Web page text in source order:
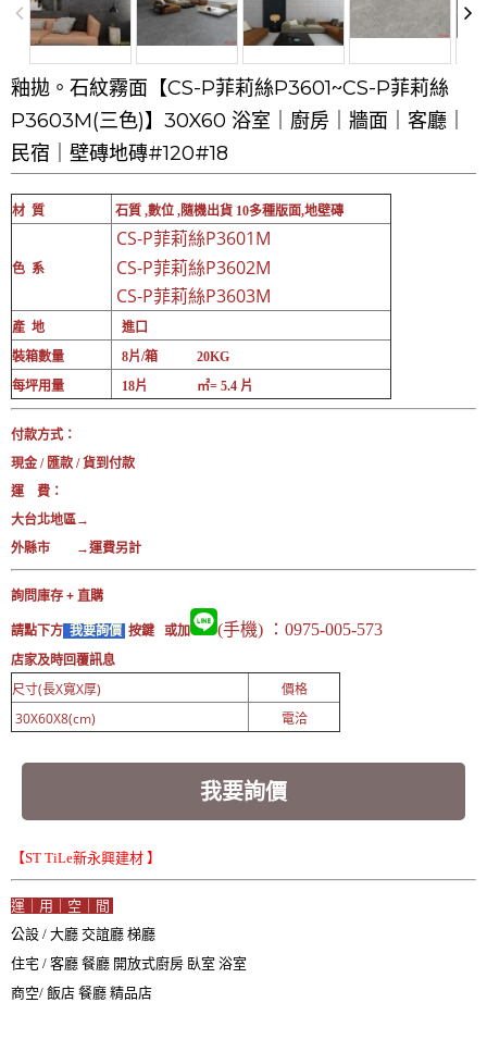
釉拋。石紋霧面【CS-P菲莉絲P3601~CS-P菲莉絲
P3603M(三色)】30X60 浴室｜廚房｜牆面｜客廳｜
民宿｜壁磚地磚#120#18
材 質 石質 ,數位 ,隨機出貨 10多種版面,地壁磚
色 系
CS-P菲莉絲P3601M
CS-P菲莉絲P3602M
CS-P菲莉絲P3603M
產 地
進口
裝箱數量
8片/箱 20KG
每坪用量
18片 ㎡= 5.4 片
付款方式：
現金 / 匯款 / 貨到付款
運 費：
大台北地區→
外縣市 →運費另計
詢問庫存 + 直購
請點下方 我要詢價 按鍵 或加 (手機) ：0975-005-573
店家及時回覆訊息
尺寸(長X寬X厚)
價格
30X60X8(cm)
電洽
我要詢價
【ST TiLe新永興建材 】
運｜用｜空｜間
公設 / 大廳 交誼廳 梯廳
住宅 / 客廳 餐廳 開放式廚房 臥室 浴室
商空/ 飯店 餐廳 精品店